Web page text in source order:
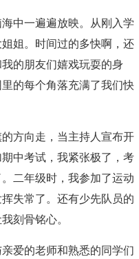
中一遍遍放映。从刚入学
姐。时间过的多快啊，还
的朋友们嬉戏玩耍的身
的每个角落充满了我们快
方向走，当主持人宣布开
中考试，我紧张极了，考
二年级时，我参加了运动
失常了。还有少先队员的
刻骨铭心。
爱的老师和熟悉的同学们